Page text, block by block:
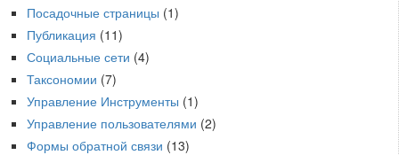
Посадочные страницы (1)
Публикация (11)
Социальные сети (4)
Таксономии (7)
Управление Инструменты (1)
Управление пользователями (2)
Формы обратной связи (13)